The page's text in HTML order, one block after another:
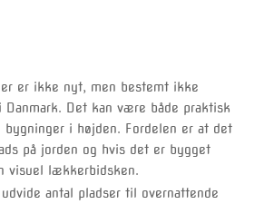
er ikke nyt, men bestemt ikke
Danmark. Det kan være både praktisk
i højden. Fordelen er at det
på jorden og hvis det er bygget
visuel lækkerbidsken.
antal pladser til overnattende